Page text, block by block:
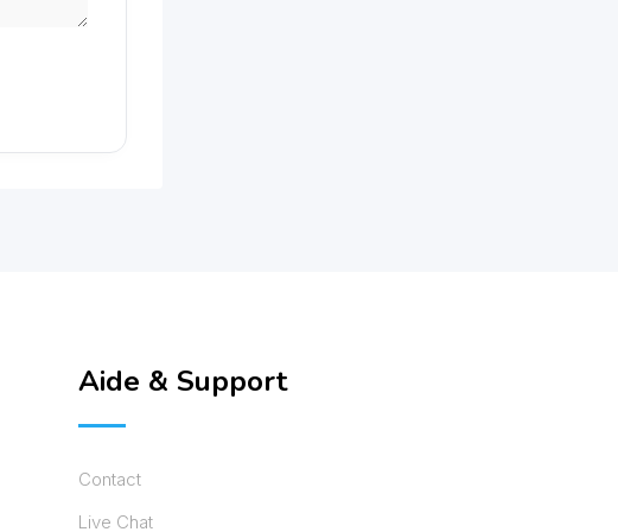
Aide & Support
Contact
Live Chat